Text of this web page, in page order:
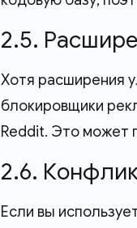
2.5.
Хотя расширения
блокировщики
Reddit. Это может
2.6.
Если вы